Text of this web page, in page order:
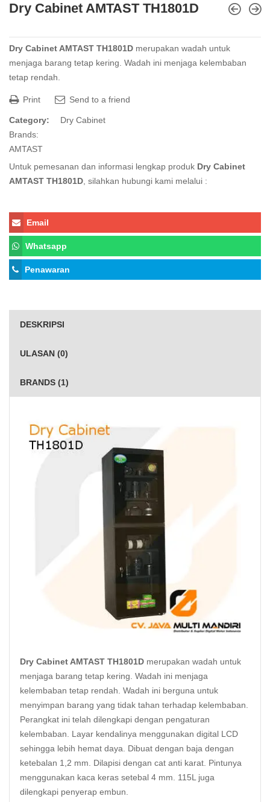
Dry Cabinet AMTAST TH1801D
Dry Cabinet AMTAST TH1801D merupakan wadah untuk
menjaga barang tetap kering. Wadah ini menjaga kelembaban
tetap rendah.
Print Send to a friend
Category:
Dry Cabinet
Brands:
AMTAST
Untuk pemesanan dan informasi lengkap produk Dry Cabinet
AMTAST TH1801D , silahkan hubungi kami melalui :
Email
Whatsapp
Penawaran
DESKRIPSI
ULASAN (0)
BRANDS (1)
Dry Cabinet AMTAST TH1801D merupakan wadah untuk
menjaga barang tetap kering. Wadah ini menjaga
kelembaban tetap rendah. Wadah ini berguna untuk
menyimpan barang yang tidak tahan terhadap kelembaban.
Perangkat ini telah dilengkapi dengan pengaturan
kelembaban. Layar kendalinya menggunakan digital LCD
sehingga lebih hemat daya. Dibuat dengan baja dengan
ketebalan 1,2 mm. Dilapisi dengan cat anti karat. Pintunya
menggunakan kaca keras setebal 4 mm. 115L juga
dilengkapi penyerap embun.